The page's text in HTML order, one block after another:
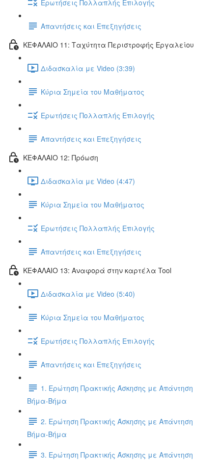
Ερωτήσεις Πολλαπλής Επιλογής
Απαντήσεις και Επεξηγήσεις
ΚΕΦΑΛΑΙΟ 11: Ταχύτητα Περιστροφής Εργαλείου
Διδασκαλία με Video (3:39)
Κύρια Σημεία του Μαθήματος
Ερωτήσεις Πολλαπλής Επιλογής
Απαντήσεις και Επεξηγήσεις
ΚΕΦΑΛΑΙΟ 12: Πρόωση
Διδασκαλία με Video (4:47)
Κύρια Σημεία του Μαθήματος
Ερωτήσεις Πολλαπλής Επιλογής
Απαντήσεις και Επεξηγήσεις
ΚΕΦΑΛΑΙΟ 13: Αναφορά στην καρτέλα Tool
Διδασκαλία με Video (5:40)
Κύρια Σημεία του Μαθήματος
Ερωτήσεις Πολλαπλής Επιλογής
Απαντήσεις και Επεξηγήσεις
1. Ερώτηση Πρακτικής Άσκησης με Απάντηση
Βήμα-Βήμα
2. Ερώτηση Πρακτικής Άσκησης με Απάντηση
Βήμα-Βήμα
3. Ερώτηση Πρακτικής Άσκησης με Απάντηση